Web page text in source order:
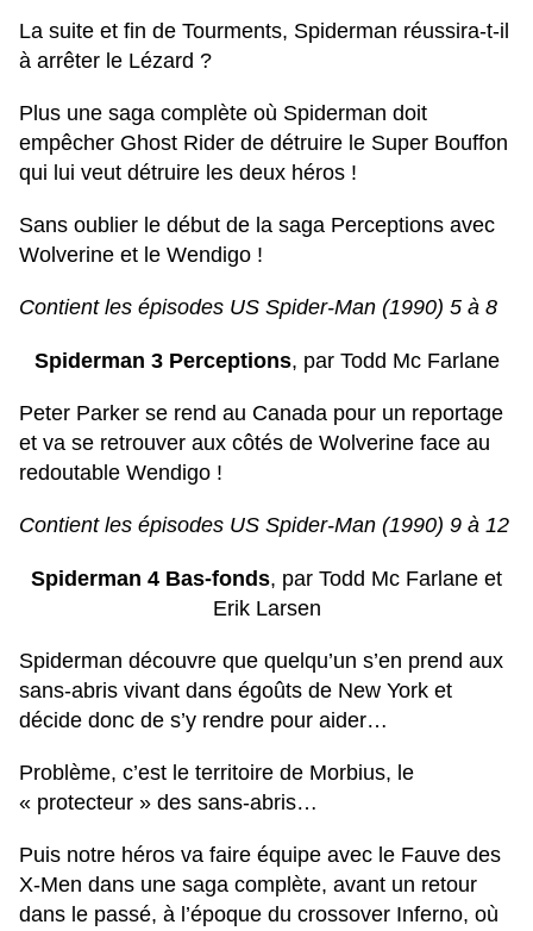
La suite et fin de Tourments, Spiderman réussira-t-il
à arrêter le Lézard ?
Plus une saga complète où Spiderman doit
empêcher Ghost Rider de détruire le Super Bouffon
qui lui veut détruire les deux héros !
Sans oublier le début de la saga Perceptions avec
Wolverine et le Wendigo !
Contient les épisodes US Spider-Man (1990) 5 à 8
Spiderman 3 Perceptions, par Todd Mc Farlane
Peter Parker se rend au Canada pour un reportage
et va se retrouver aux côtés de Wolverine face au
redoutable Wendigo !
Contient les épisodes US Spider-Man (1990) 9 à 12
Spiderman 4 Bas-fonds, par Todd Mc Farlane et
Erik Larsen
Spiderman découvre que quelqu’un s’en prend aux
sans-abris vivant dans égoûts de New York et
décide donc de s’y rendre pour aider…
Problème, c’est le territoire de Morbius, le
« protecteur » des sans-abris…
Puis notre héros va faire équipe avec le Fauve des
X-Men dans une saga complète, avant un retour
dans le passé, à l’époque du crossover Inferno, où